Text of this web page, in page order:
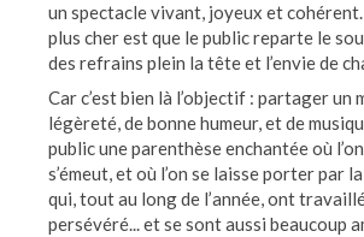
un spectacle vivant, joyeux et
plus cher est que le public reparte le
des refrains plein la tête et l’envie de
Car c’est bien là l’objectif : partager un
légèreté, de bonne humeur, et de
public une parenthèse enchantée où
s’émeut, et où l’on se laisse porter par
qui, tout au long de l’année, ont
persévéré... et se sont aussi beaucoup